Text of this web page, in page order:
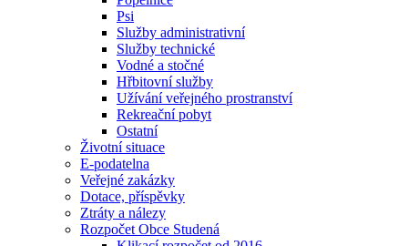
Psi
Služby administrativní
Služby technické
Vodné a stočné
Hřbitovní služby
Užívání veřejného prostranství
Rekreační pobyt
Ostatní
Životní situace
E-podatelna
Veřejné zakázky
Dotace, příspěvky
Ztráty a nálezy
Rozpočet Obce Studená